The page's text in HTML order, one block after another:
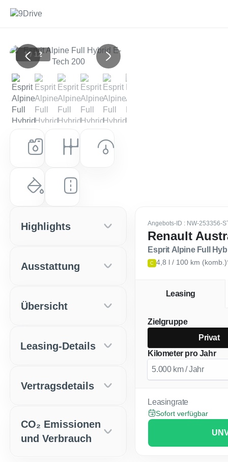
Previous Next
1 / 12
Kraftstoff
Hybrid Automatik
Leistung (PS)
200 PS (147 kW)
Farbe
Perlmutt-Weiß Metallic
Laufleistung
0 km
Angebots-ID : NW-253356-
Renault
Esprit Alpine Full
C 4,8 l / 100 km
Leasing
Zielgruppe
Privat
Kilometer pro Jahr
Leasingrate
Sofort verfügbar
Highlights
Ausstattung
Übersicht
Leasing-Details
Vertragsdetails
CO₂ Emissionen
und Verbrauch